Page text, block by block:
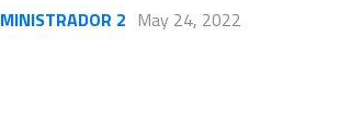
2 May 24, 2022